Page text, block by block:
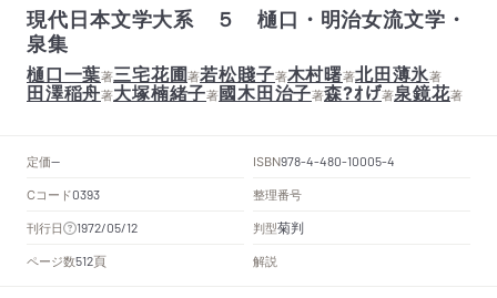
現代日本文学大系 ５ 樋口・明治女流文学・
泉集
樋口一葉著三宅花圃著若松賤子著木村曙著北田薄氷著
田澤稲舟著大塚楠緒子著國木田治子著森?ｵげ著泉鏡花著
定価-- ISBN978-4-480-10005-4
Cコード0393
整理番号
刊行日
1972/05/12 判型菊判
ページ数512頁 解説